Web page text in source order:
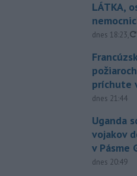
LÁTKA,
dnes 18:23,
príchute
dnes 21:44
Uganda
vojakov
v Pásme
dnes 20:49